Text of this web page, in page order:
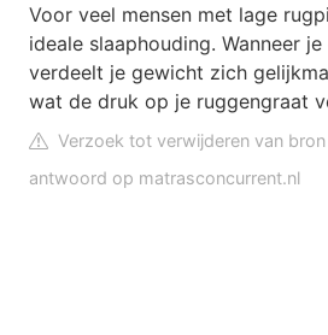
Voor veel mensen met lage
ideale slaaphouding. Wanneer
verdeelt je gewicht zich
wat de druk op je ruggengraat
Verzoek tot verwijderen van bron
antwoord op matrasconcurrent.nl